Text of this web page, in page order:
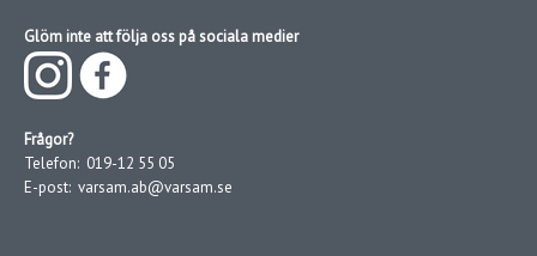
Glöm inte att följa oss på sociala medier
Frågor?
Telefon: 019-12 55 05
E-post: varsam.ab@varsam.se